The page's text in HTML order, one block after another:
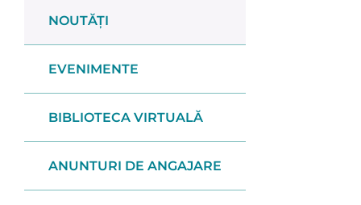
NOUTĂȚI
EVENIMENTE
BIBLIOTECA VIRTUALĂ
ANUNTURI DE ANGAJARE